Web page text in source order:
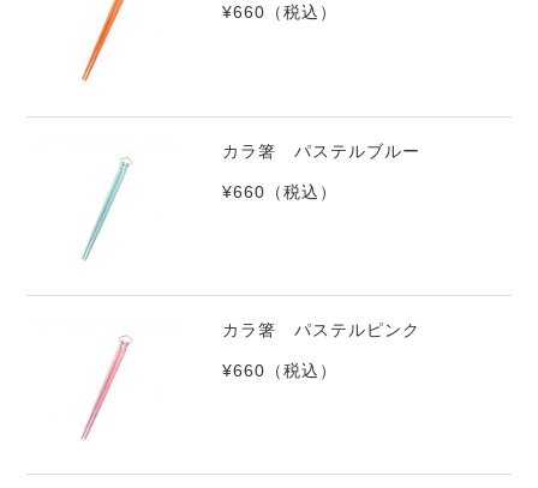
¥660 （税込）
カラ箸 パステルブルー
¥660 （税込）
カラ箸 パステルピンク
¥660 （税込）